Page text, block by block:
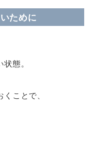
ために
態。
ことで、